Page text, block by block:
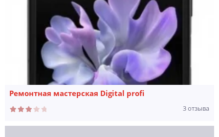
Ремонтная мастерская Digital profi
3 отзыва